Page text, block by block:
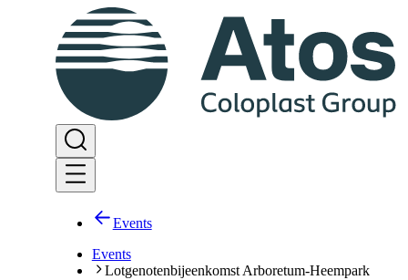
Events
Events
Lotgenotenbijeenkomst Arboretum-Heempark